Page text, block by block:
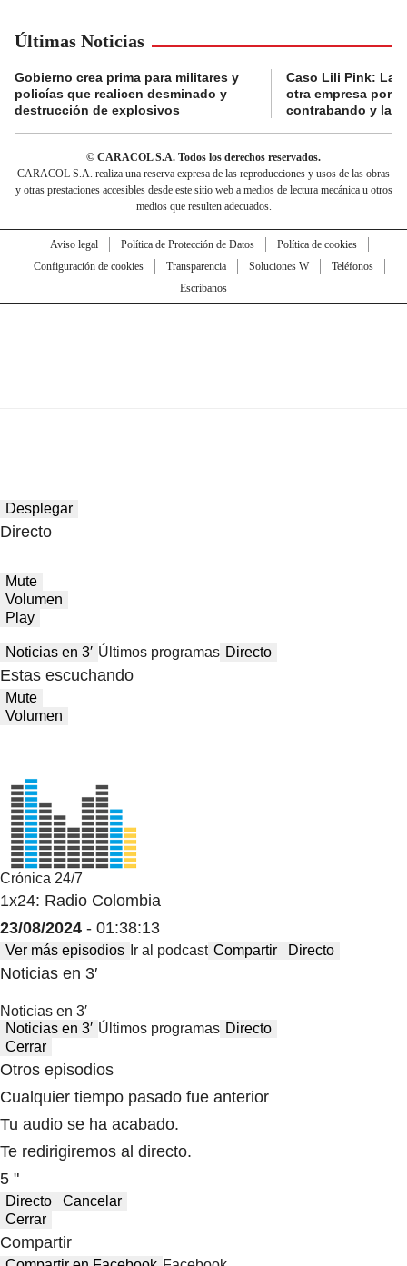
Últimas Noticias
Gobierno crea prima para militares y
policías que realicen desminado y
destrucción de explosivos
Caso Lili Pink: La
otra empresa por
contrabando y
© CARACOL S.A. Todos los derechos reservados.
CARACOL S.A. realiza una reserva expresa de las reproducciones y usos de las obras
y otras prestaciones accesibles desde este sitio web a medios de lectura mecánica u otros
medios que resulten adecuados.
Aviso legal Política de Protección de Datos
Política de cookies
Configuración de cookies
Transparencia Soluciones W
Teléfonos
Escríbanos
Desplegar
Directo
Mute
Volumen
Play
Noticias en 3′ Últimos programas Directo
Estas escuchando
Mute
Volumen
Crónica 24/7
1x24: Radio Colombia
23/08/2024 - 01:38:13
Ver más episodios Ir al podcast Compartir Directo
Noticias en 3′
Noticias en 3′
Noticias en 3′ Últimos programas Directo
Cerrar
Otros episodios
Cualquier tiempo pasado fue anterior
Tu audio se ha acabado.
Te redirigiremos al directo.
5 "
Directo
Cancelar
Cerrar
Compartir